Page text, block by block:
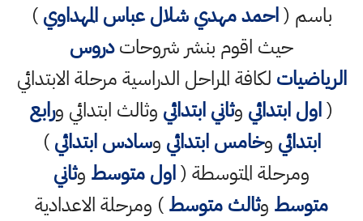
باسم (احمد مهدي شلال عباس المهداوي)
حيث اقوم بنشر شروحاتدروس
الرياضيات لكافة المراحل الدراسية مرحلة الابتدائي
(اول ابتدائي وثاني ابتدائي وثالث ابتدائي ورابع
ابتدائي وخامس ابتدائي وسادس ابتدائي)
ومرحلة المتوسطة (اول متوسط وثاني
متوسط وثالث متوسط) ومرحلة الاعدادية